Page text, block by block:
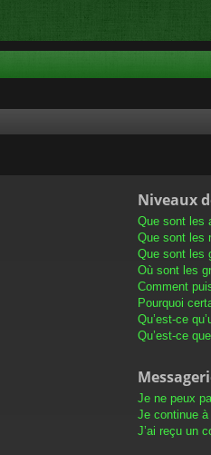
Niveaux
Que sont les
Que sont les
Que sont les
Où sont les
Comment
Pourquoi
Qu’est-ce
Qu’est-ce
Je ne peux
Je continue
J’ai reçu un